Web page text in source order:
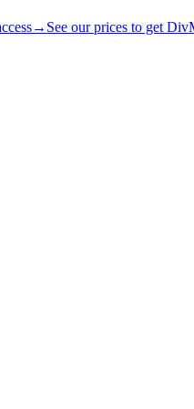
→ See our prices to get